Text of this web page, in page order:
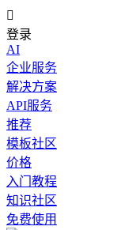

登录
AI
企业服务
解决方案
API服务
推荐
模板社区
价格
入门教程
知识社区
免费使用